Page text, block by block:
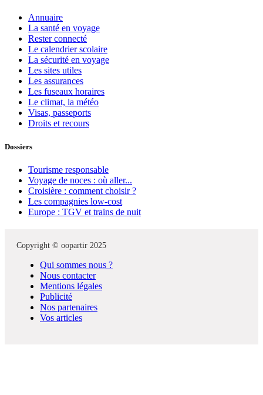
Annuaire
La santé en voyage
Rester connecté
Le calendrier scolaire
La sécurité en voyage
Les sites utiles
Les assurances
Les fuseaux horaires
Le climat, la météo
Visas, passeports
Droits et recours
Dossiers
Tourisme responsable
Voyage de noces : où aller...
Croisière : comment choisir ?
Les compagnies low-cost
Europe : TGV et trains de nuit
Copyright © oopartir 2025
Qui sommes nous ?
Nous contacter
Mentions légales
Publicité
Nos partenaires
Vos articles